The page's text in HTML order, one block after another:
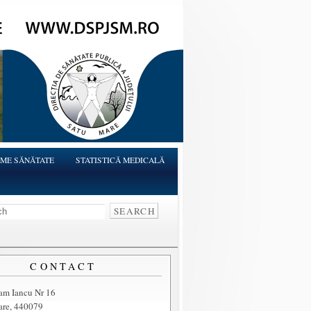
SĂNĂTATE STATISTICĂ MEDICALĂ
CONTACT
Iancu Nr 16
440079